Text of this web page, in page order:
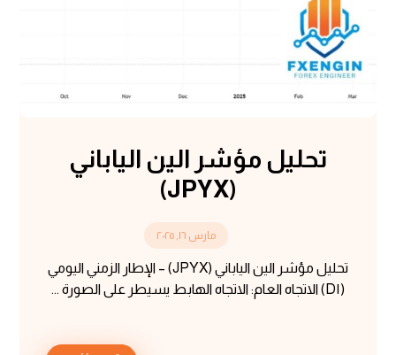
تحليل مؤشر الين الياباني
(JPYX)
مارس ١٦, ٢٠٢٥
تحليل مؤشر الين الياباني (JPYX) – الإطار الزمني اليومي
(D١) الاتجاه العام: الاتجاه الهابط يسيطر على الصورة ...